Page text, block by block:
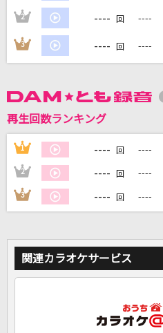
DAMの新曲・ラ
カラオケ最新情
カラオケをもっ
家族や友達と一緒
2 ---- 回 ----
3 ---- 回 ----
再生回数ランキング
1 ---- 回 ----
2 ---- 回 ----
3 ---- 回 ----
関連カラオケサービス